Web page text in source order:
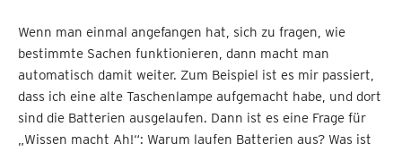
Wenn man einmal angefangen hat, sich zu fragen, wie
bestimmte Sachen funktionieren, dann macht man
automatisch damit weiter. Zum Beispiel ist es mir passiert,
dass ich eine alte Taschenlampe aufgemacht habe, und dort
sind die Batterien ausgelaufen. Dann ist es eine Frage für
„Wissen macht Ah!“: Warum laufen Batterien aus? Was ist